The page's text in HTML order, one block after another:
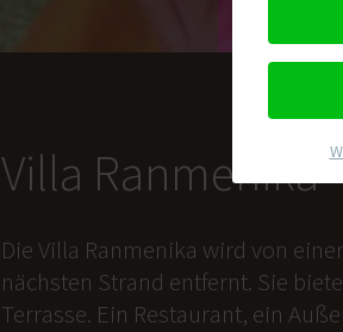
Villa Ranmenika
Die Villa Ranmenika wird von
nächsten Strand entfernt. Sie
Terrasse. Ein Restaurant, ein